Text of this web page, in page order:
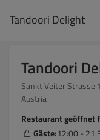
Tandoori Delight
Tandoori
Sankt Veiter Strasse
Austria
Restaurant geöffnet
Gäste:12:00 -